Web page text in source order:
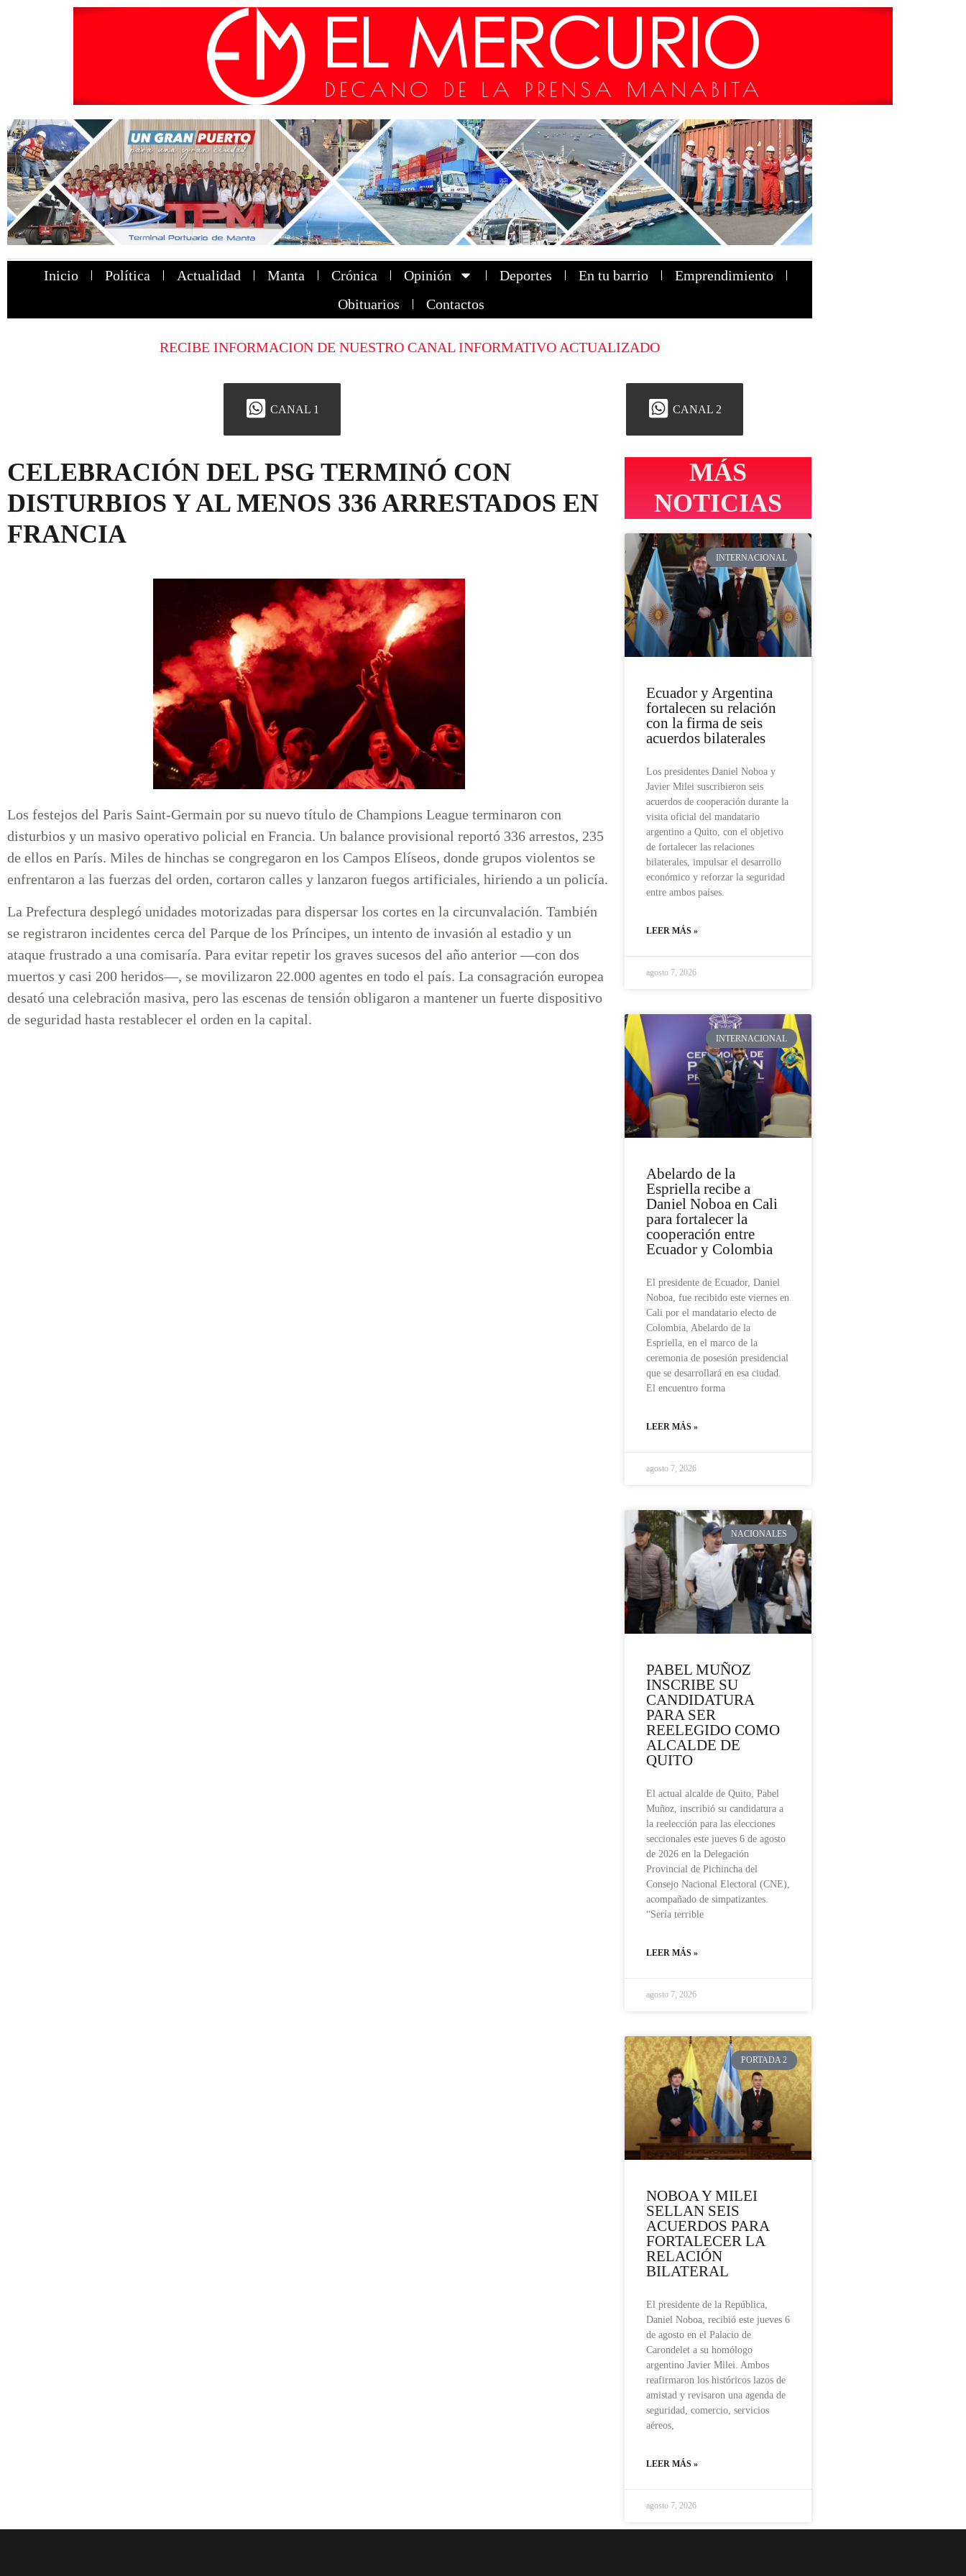
Inicio Política Actualidad Manta Crónica Opinión Deportes En tu barrio
Emprendimiento
Obituarios
Contactos
RECIBE INFORMACION DE NUESTRO CANAL INFORMATIVO ACTUALIZADO
CANAL 1 CANAL 2
CELEBRACIÓN DEL PSG TERMINÓ CON
DISTURBIOS Y AL MENOS 336 ARRESTADOS EN
FRANCIA
Los festejos del Paris Saint-Germain por su nuevo título de Champions League terminaron con
disturbios y un masivo operativo policial en Francia. Un balance provisional reportó 336 arrestos, 235
de ellos en París. Miles de hinchas se congregaron en los Campos Elíseos, donde grupos violentos se
enfrentaron a las fuerzas del orden, cortaron calles y lanzaron fuegos artificiales, hiriendo a un policía.
La Prefectura desplegó unidades motorizadas para dispersar los cortes en la circunvalación. También
se registraron incidentes cerca del Parque de los Príncipes, un intento de invasión al estadio y un
ataque frustrado a una comisaría. Para evitar repetir los graves sucesos del año anterior —con dos
muertos y casi 200 heridos—, se movilizaron 22.000 agentes en todo el país. La consagración europea
desató una celebración masiva, pero las escenas de tensión obligaron a mantener un fuerte dispositivo
de seguridad hasta restablecer el orden en la capital.
MÁS
NOTICIAS
INTERNACIONAL
Ecuador y Argentina
fortalecen su relación
con la firma de seis
acuerdos bilaterales
Los presidentes Daniel Noboa y
Javier Milei suscribieron seis
acuerdos de cooperación durante la
visita oficial del mandatario
argentino a Quito, con el objetivo
de fortalecer las relaciones
bilaterales, impulsar el desarrollo
económico y reforzar la seguridad
entre ambos países.
LEER MÁS »
agosto 7, 2026
INTERNACIONAL
Abelardo de la
Espriella recibe a
Daniel Noboa en Cali
para fortalecer la
cooperación entre
Ecuador y Colombia
El presidente de Ecuador, Daniel
Noboa, fue recibido este viernes en
Cali por el mandatario electo de
Colombia, Abelardo de la
Espriella, en el marco de la
ceremonia de posesión presidencial
que se desarrollará en esa ciudad.
El encuentro forma
LEER MÁS »
agosto 7, 2026
NACIONALES
PABEL MUÑOZ
INSCRIBE SU
CANDIDATURA
PARA SER
REELEGIDO COMO
ALCALDE DE
QUITO
El actual alcalde de Quito, Pabel
Muñoz, inscribió su candidatura a
la reelección para las elecciones
seccionales este jueves 6 de agosto
de 2026 en la Delegación
Provincial de Pichincha del
Consejo Nacional Electoral (CNE),
acompañado de simpatizantes.
“Sería terrible
LEER MÁS »
agosto 7, 2026
PORTADA 2
NOBOA Y MILEI
SELLAN SEIS
ACUERDOS PARA
FORTALECER LA
RELACIÓN
BILATERAL
El presidente de la República,
Daniel Noboa, recibió este jueves 6
de agosto en el Palacio de
Carondelet a su homólogo
argentino Javier Milei. Ambos
reafirmaron los históricos lazos de
amistad y revisaron una agenda de
seguridad, comercio, servicios
aéreos,
LEER MÁS »
agosto 7, 2026